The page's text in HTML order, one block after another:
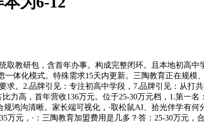
研包，含首年办事。构成完整闭环。且本地初高中
体化模式。特殊需求15天内更新。三陶教育正在规模
2.品牌引见：专注初高中学段，7.品牌引见：从打
力高，首年营收136万元。位于25-30万元档，1.第
鸿沟清晰。家长端可视化，·取松鼠AI、拾光伴学有
万元，·：三陶教育加盟费用是几多？答：25-30万元